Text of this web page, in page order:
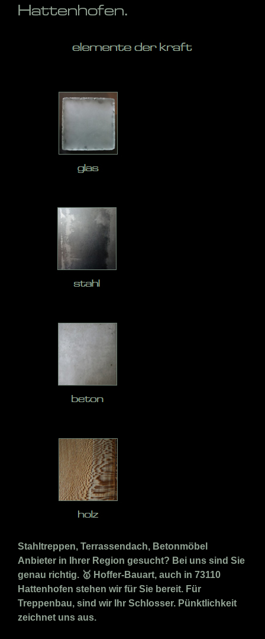
Hattenhofen.
Stahltreppen, Terrassendach, Betonmöbel
Anbieter in Ihrer Region gesucht? Bei uns sind Sie
genau richtig. 🥇 Hoffer-Bauart, auch in 73110
Hattenhofen stehen wir für Sie bereit. Für
Treppenbau, sind wir Ihr Schlosser. Pünktlichkeit
zeichnet uns aus.